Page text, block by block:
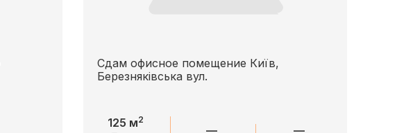
Сдам офисное помещение Київ,
Березняківська вул.
125 м2
— —